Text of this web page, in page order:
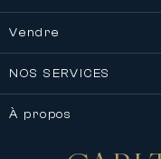
Vendre
NOS SERVICES
À propos
Nous contacter